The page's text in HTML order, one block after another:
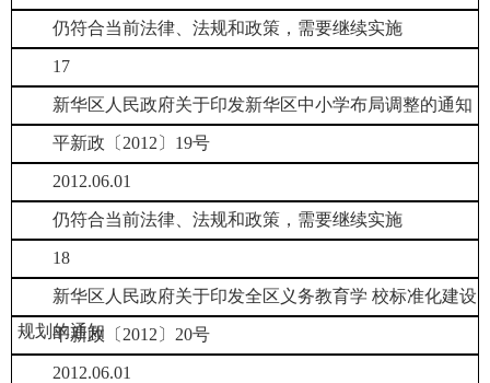
仍符合当前法律、法规和政策，需要继续实施
17
新华区人民政府关于印发新华区中小学布局调整的通知
平新政〔2012〕19号
2012.06.01
仍符合当前法律、法规和政策，需要继续实施
18
新华区人民政府关于印发全区义务教育学 校标准化建设
规划的通知
平新政〔2012〕20号
2012.06.01